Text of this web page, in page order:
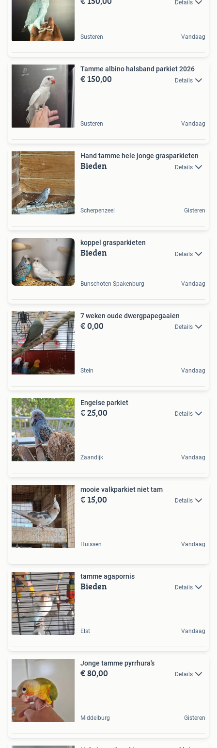
Details
Susteren Vandaag
Tamme albino halsband parkiet 2026
€ 150,00 Details
Susteren Vandaag
Hand tamme hele jonge grasparkieten
Bieden Details
Scherpenzeel Gisteren
koppel grasparkieten
Bieden Details
Bunschoten-Spakenburg Vandaag
7 weken oude dwergpapegaaien
€ 0,00 Details
Stein Vandaag
Engelse parkiet
€ 25,00 Details
Zaandijk Vandaag
mooie valkparkiet niet tam
€ 15,00 Details
Huissen Vandaag
tamme agapornis
Bieden Details
Elst Vandaag
Jonge tamme pyrrhura's
€ 80,00 Details
Middelburg Gisteren